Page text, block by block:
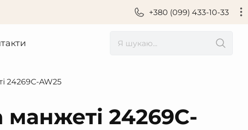
+380 (099) 433-10-33
24269C-AW25
24269C-